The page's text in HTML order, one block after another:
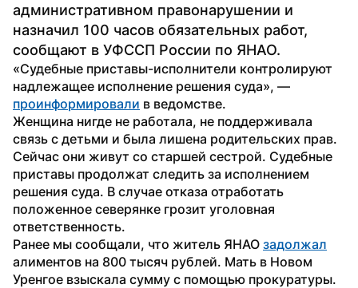
административном правонарушении и
назначил 100 часов обязательных работ,
сообщают в УФССП России по ЯНАО.
«Судебные приставы-исполнители контролируют
проинформировали в ведомстве.
Женщина нигде не работала, не поддерживала
связь с детьми и была лишена родительских прав.
Сейчас они живут со старшей сестрой. Судебные
приставы продолжат следить за исполнением
решения суда. В случае отказа отработать
положенное северянке грозит уголовная
ответственность.
Ранее мы сообщали, что житель ЯНАО задолжал
алиментов на 800 тысяч рублей. Мать в Новом
Уренгое взыскала сумму с помощью прокуратуры.